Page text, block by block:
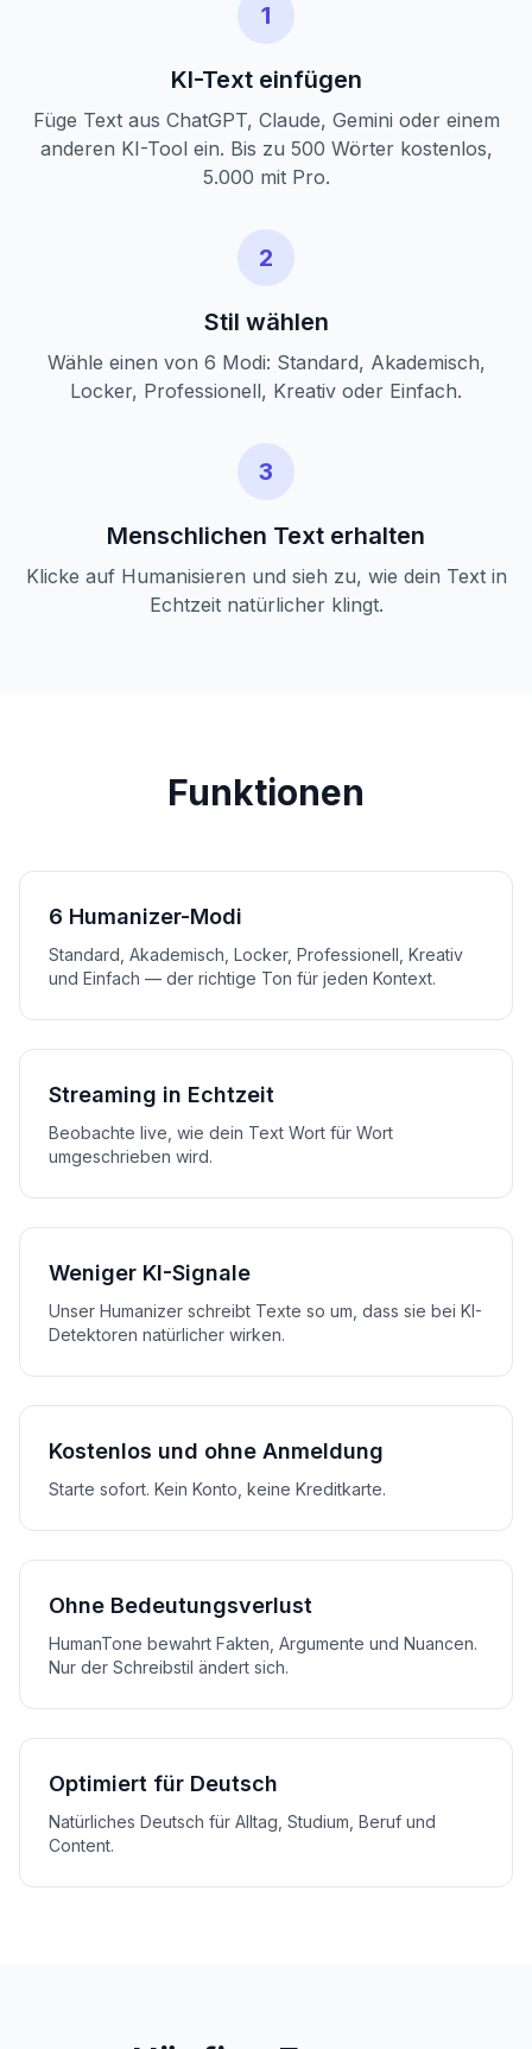
1
KI-Text einfügen
Füge Text aus ChatGPT, Claude, Gemini oder einem
anderen KI-Tool ein. Bis zu 500 Wörter kostenlos,
5.000 mit Pro.
2
Stil wählen
Wähle einen von 6 Modi: Standard, Akademisch,
Locker, Professionell, Kreativ oder Einfach.
3
Menschlichen Text erhalten
Klicke auf Humanisieren und sieh zu, wie dein Text in
Echtzeit natürlicher klingt.
Funktionen
6 Humanizer-Modi
Standard, Akademisch, Locker, Professionell, Kreativ
und Einfach — der richtige Ton für jeden Kontext.
Streaming in Echtzeit
Beobachte live, wie dein Text Wort für Wort
umgeschrieben wird.
Weniger KI-Signale
Unser Humanizer schreibt Texte so um, dass sie bei KI-
Detektoren natürlicher wirken.
Kostenlos und ohne Anmeldung
Starte sofort. Kein Konto, keine Kreditkarte.
Ohne Bedeutungsverlust
HumanTone bewahrt Fakten, Argumente und Nuancen.
Nur der Schreibstil ändert sich.
Optimiert für Deutsch
Natürliches Deutsch für Alltag, Studium, Beruf und
Content.